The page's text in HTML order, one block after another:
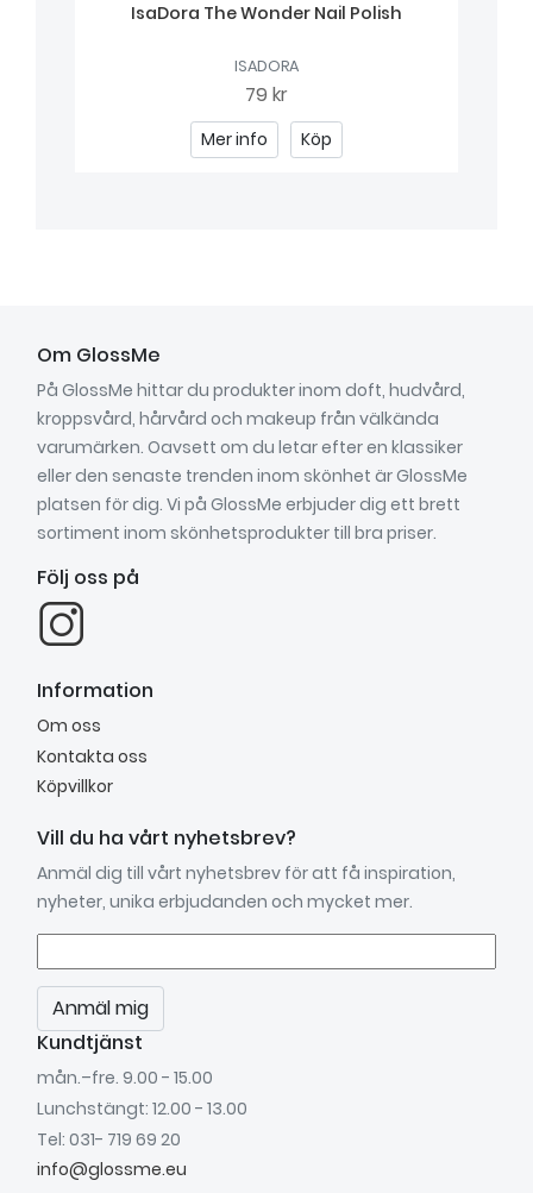
IsaDora The Wonder Nail Polish
ISADORA
79 kr
Mer info Köp
Om GlossMe
På GlossMe hittar du produkter inom doft, hudvård,
kroppsvård, hårvård och makeup från välkända
varumärken. Oavsett om du letar efter en klassiker
eller den senaste trenden inom skönhet är GlossMe
platsen för dig. Vi på GlossMe erbjuder dig ett brett
sortiment inom skönhetsprodukter till bra priser.
Följ oss på
Information
Om oss
Kontakta oss
Köpvillkor
Vill du ha vårt nyhetsbrev?
Anmäl dig till vårt nyhetsbrev för att få inspiration,
nyheter, unika erbjudanden och mycket mer.
Anmäl mig
Kundtjänst
mån.–fre. 9.00 - 15.00
Lunchstängt: 12.00 - 13.00
Tel: 031- 719 69 20
info@glossme.eu